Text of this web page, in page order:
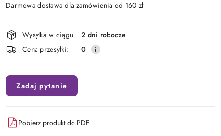
Darmowa dostawa dla zamówienia od 160 zł
Dostępność
i
dostawa
Wysyłka w ciągu:
2 dni robocze
Cena przesyłki:
0
Zadaj pytanie
Pobierz produkt do PDF